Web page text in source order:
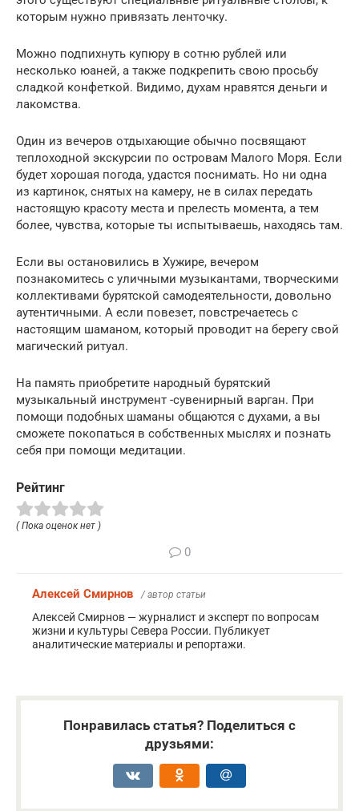
которым нужно привязать ленточку.
Можно подпихнуть купюру в сотню рублей или
несколько юаней, а также подкрепить свою просьбу
сладкой конфеткой. Видимо, духам нравятся деньги и
лакомства.
Один из вечеров отдыхающие обычно посвящают
теплоходной экскурсии по островам Малого Моря. Если
будет хорошая погода, удастся поснимать. Но ни одна
из картинок, снятых на камеру, не в силах передать
настоящую красоту места и прелесть момента, а тем
более, чувства, которые ты испытываешь, находясь там.
Если вы остановились в Хужире, вечером
познакомитесь с уличными музыкантами, творческими
коллективами бурятской самодеятельности, довольно
аутентичными. А если повезет, повстречаетесь с
настоящим шаманом, который проводит на берегу свой
магический ритуал.
На память приобретите народный бурятский
музыкальный инструмент -сувенирный варган. При
помощи подобных шаманы общаются с духами, а вы
сможете покопаться в собственных мыслях и познать
себя при помощи медитации.
Рейтинг
( Пока оценок нет )
0
Алексей Смирнов / автор статьи
Алексей Смирнов — журналист и эксперт по вопросам
жизни и культуры Севера России. Публикует
аналитические материалы и репортажи.
Понравилась статья? Поделиться с
друзьями: